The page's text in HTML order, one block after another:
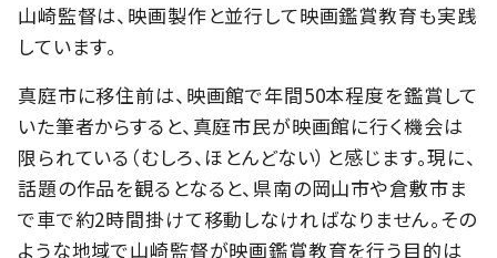
山崎監督は、映画製作と並行して映画鑑賞教育も実践
しています。
真庭市に移住前は、映画館で年間50本程度を鑑賞して
いた筆者からすると、真庭市民が映画館に行く機会は
限られている（むしろ、ほとんどない）と感じます。現に、
話題の作品を観るとなると、県南の岡山市や倉敷市ま
で車で約2時間掛けて移動しなければなりません。その
ような地域で山崎監督が映画鑑賞教育を行う目的は